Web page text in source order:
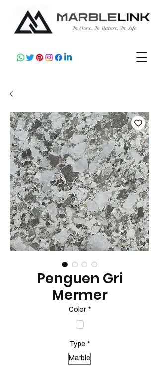
Penguen Gri
Mermer
Color *
Type *
Marble